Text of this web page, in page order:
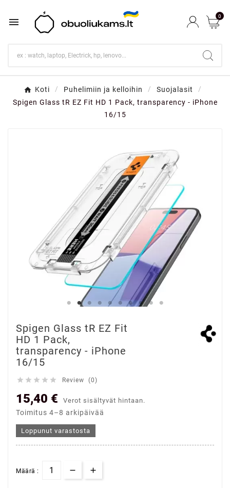
 0
Koti Puhelimiin ja kelloihin
Suojalasit
Spigen Glass tR EZ Fit HD 1 Pack, transparency - iPhone
16/15
Spigen Glass tR EZ Fit
HD 1 Pack,
transparency - iPhone
16/15
     Review (0)
15,40 € Verot sisältyvät hintaan.
Toimitus 4–8 arkipäivää
Loppunut varastosta
Määrä :